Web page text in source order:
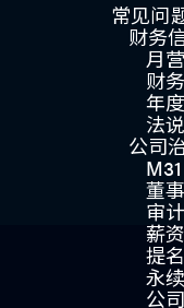
常见问
财务
月
财
年
法
公司
董
审
薪
提
永
公